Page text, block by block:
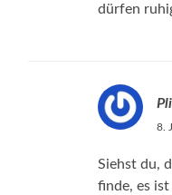
dürfen
8.
Siehst du,
finde, es